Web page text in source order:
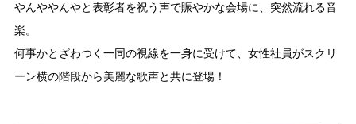
やんややんやと表彰者を祝う声で賑やかな会場に、突然流れる音
楽。
何事かとざわつく一同の視線を一身に受けて、女性社員がスクリ
ーン横の階段から美麗な歌声と共に登場！